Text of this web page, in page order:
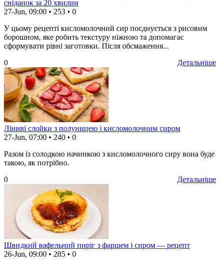
сніданок за 20 хвилин
27-Jun, 09:00 • 253 • 0
У цьому рецепті кисломолочний сир поєднується з рисовим
борошном, яке робить текстуру ніжною та допомагає
сформувати рівні заготовки. Після обсмаження...
Детальніше
0
Ліниві слойки з полуницею і кисломолочним сиром
27-Jun, 07:00 • 240 • 0
Разом із солодкою начинкою з кисломолочного сиру вона буде
такою, як потрібно.
Детальніше
0
Швидкий вафельний пиріг з фаршем і сиром — рецепт
26-Jun, 09:00 • 285 • 0